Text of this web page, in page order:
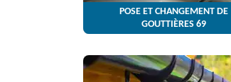
POSE ET CHANGEMENT DE
GOUTTIÈRES 69